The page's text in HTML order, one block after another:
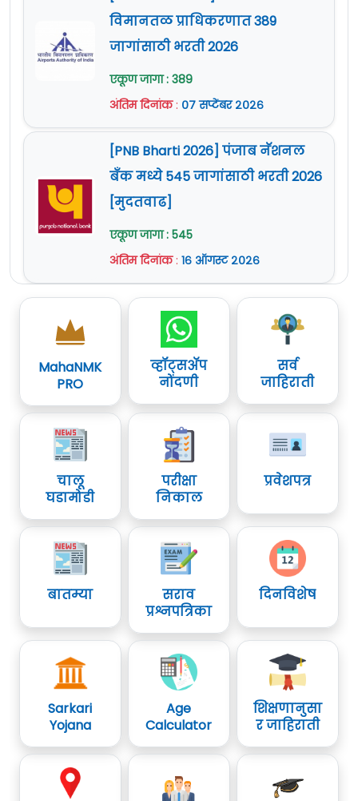
विमानतळ प्राधिकरणात 389
जागांसाठी भरती 2026
एकूण जागा : 389
अंतिम दिनांक: ०७ सप्टेंबर २०२६
[PNB Bharti 2026] पंजाब नॅशनल
बँक मध्ये 545 जागांसाठी भरती 2026
[मुदतवाढ]
एकूण जागा : 545
अंतिम दिनांक: १६ ऑगस्ट २०२६
MahaNMK
PRO
व्हॉट्सॲप
नोंदणी
सर्व
जाहिराती
चालू
घडामोडी
परीक्षा
निकाल
प्रवेशपत्र
बातम्या
सराव
प्रश्नपत्रिका
दिनविशेष
Sarkari
Yojana
Age
Calculator
शिक्षणानुसा
र जाहिराती